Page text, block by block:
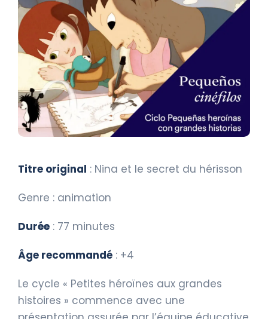
Titre original : Nina et le secret du hérisson
Genre : animation
Durée : 77 minutes
Âge recommandé : +4
Le cycle « Petites héroïnes aux grandes
histoires » commence avec une